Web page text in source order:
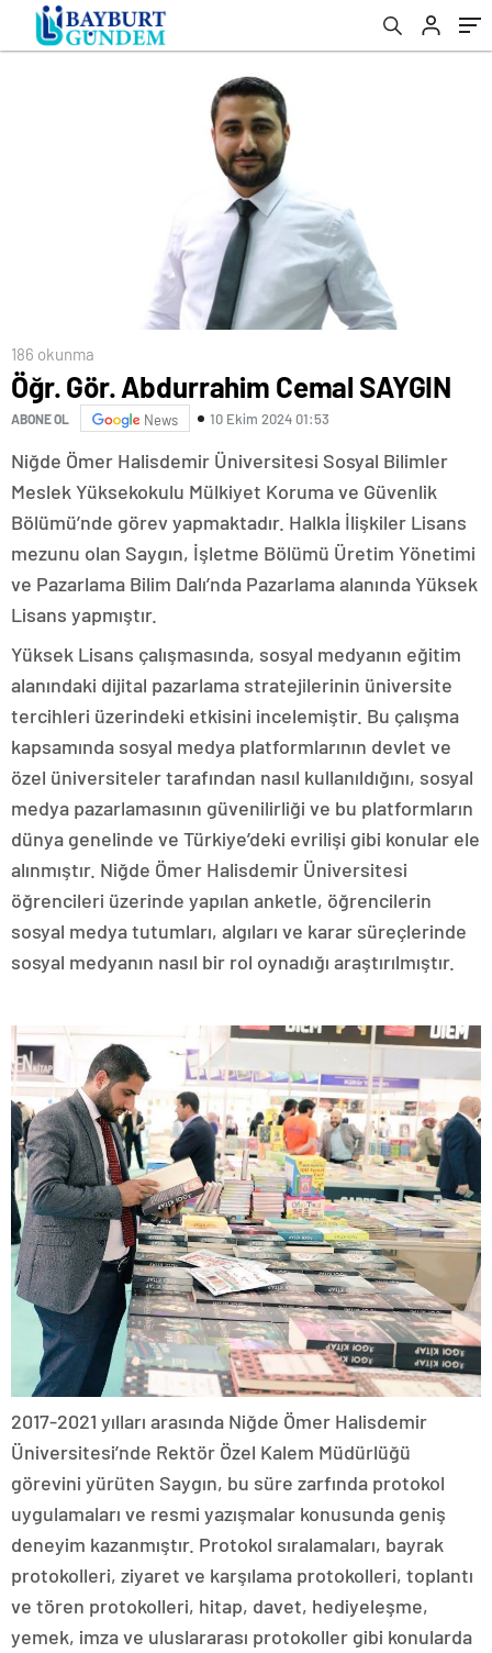
186 okunma
Öğr. Gör. Abdurrahim Cemal SAYGIN
ABONE OL News 10 Ekim 2024 01:53
Niğde Ömer Halisdemir Üniversitesi Sosyal Bilimler
Meslek Yüksekokulu Mülkiyet Koruma ve Güvenlik
Bölümü’nde görev yapmaktadır. Halkla İlişkiler Lisans
mezunu olan Saygın, İşletme Bölümü Üretim Yönetimi
ve Pazarlama Bilim Dalı’nda Pazarlama alanında Yüksek
Lisans yapmıştır.
Yüksek Lisans çalışmasında, sosyal medyanın eğitim
alanındaki dijital pazarlama stratejilerinin üniversite
tercihleri üzerindeki etkisini incelemiştir. Bu çalışma
kapsamında sosyal medya platformlarının devlet ve
özel üniversiteler tarafından nasıl kullanıldığını, sosyal
medya pazarlamasının güvenilirliği ve bu platformların
dünya genelinde ve Türkiye’deki evrilişi gibi konular ele
alınmıştır. Niğde Ömer Halisdemir Üniversitesi
öğrencileri üzerinde yapılan anketle, öğrencilerin
sosyal medya tutumları, algıları ve karar süreçlerinde
sosyal medyanın nasıl bir rol oynadığı araştırılmıştır.
2017-2021 yılları arasında Niğde Ömer Halisdemir
Üniversitesi’nde Rektör Özel Kalem Müdürlüğü
görevini yürüten Saygın, bu süre zarfında protokol
uygulamaları ve resmi yazışmalar konusunda geniş
deneyim kazanmıştır. Protokol sıralamaları, bayrak
protokolleri, ziyaret ve karşılama protokolleri, toplantı
ve tören protokolleri, hitap, davet, hediyeleşme,
yemek, imza ve uluslararası protokoller gibi konularda